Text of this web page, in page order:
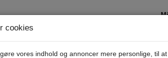
Rejsetyper Om Riis Rejser
cookies
vores indhold og annoncer mere personlige, til